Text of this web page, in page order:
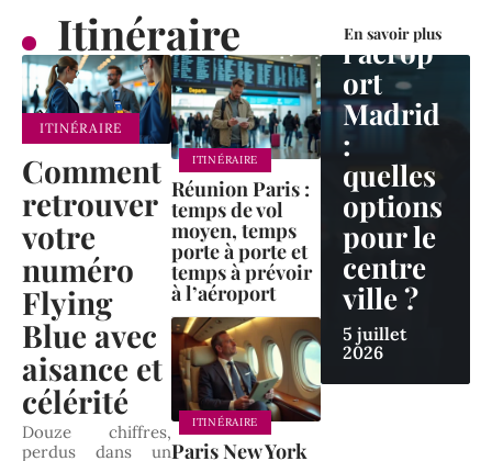
Itinéraire En savoir plus
ITINÉRAIRE
Comment
retrouver
votre
numéro
Flying
Blue avec
aisance et
célérité
Douze chiffres,
perdus dans un
ITINÉRAIRE
Réunion Paris :
temps de vol
moyen, temps
porte à porte et
temps à prévoir
à l’aéroport
ITINÉRAIRE
Paris New York
tard à
l’aérop
ort
Madrid
:
quelles
options
pour le
centre
ville ?
5 juillet
2026